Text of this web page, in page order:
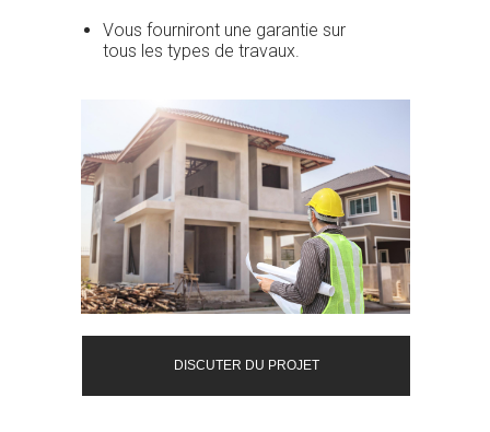
DISCUTER DU PROJET
Vous fourniront une garantie sur
tous les types de travaux.